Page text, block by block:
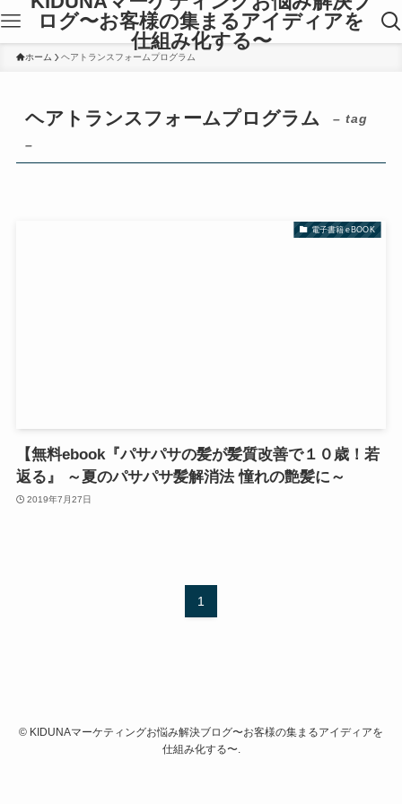
ログ〜お客様の集まるアイディアを
仕組み化する〜
ホーム ヘアトランスフォームプログラム
ヘアトランスフォームプログラム
– tag
–
電子書籍 eBOOK
【無料ebook『パサパサの髪が髪質改善で１０歳！若
返る』 ～夏のパサパサ髪解消法 憧れの艶髪に～
2019年7月27日
1
© KIDUNAマーケティングお悩み解決ブログ〜お客様の集まるアイディアを
仕組み化する〜.